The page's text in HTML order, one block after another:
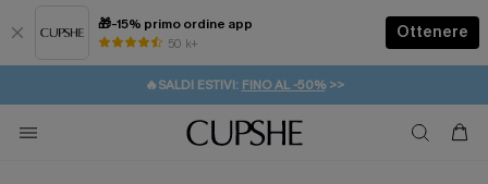
🎁-15% primo ordine app
50 k+
Ottenere
⚡️-15% SUGLI ESSENZIALI DA VACANZA | ACQUISTA
🔥SALDI ESTIVI: FINO AL -50%>>
🚚SPEDIZIONE GRATUITA DA 49€
💌REGALO PER I NUOVI: 20% DI SCONTO*